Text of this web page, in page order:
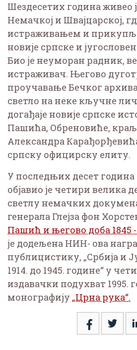
Шездесетих година живео
Немачкој и Швајцарској,
истраживањем и
новије српске и
Био је неуморан радник,
истраживач. Његово
проучавање Бечког
светло на неке кључне
догађаје новије српске
Пашића, Обреновиће,
Александра
српску официрску елиту.
У последњих десет година
објавио је четири велика
светлу немачких
генерала Глејза фон
Пашић и његово доба 1845 -
је додељена НИН- ова
публицистику, „Србија и
1914. до 1945. године“ у
издавачки подухват 1995.
монографију „Црна рука“.